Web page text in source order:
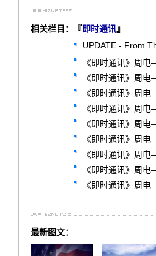
相关栏目：『即时通讯』
UPDATE - From
《即时通讯》周
《即时通讯》周
《即时通讯》周
《即时通讯》周
《即时通讯》周
《即时通讯》周
《即时通讯》周
《即时通讯》周
《即时通讯》周
最新图文：